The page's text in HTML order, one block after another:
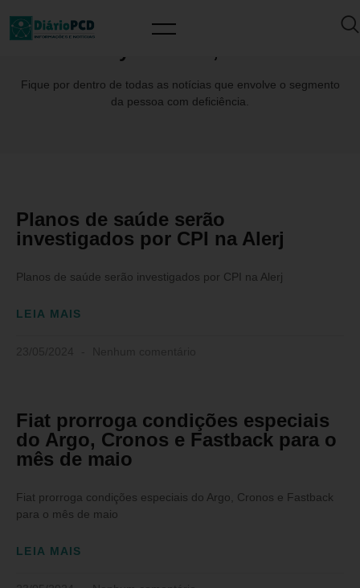
Fique por dentro de todas as notícias que envolve o segmento
da pessoa com deficiência.
Planos de saúde serão
investigados por CPI na Alerj
Planos de saúde serão investigados por CPI na Alerj
LEIA MAIS
Fiat prorroga condições especiais
do Argo, Cronos e Fastback para o
mês de maio
Fiat prorroga condições especiais do Argo, Cronos e Fastback
para o mês de maio
LEIA MAIS